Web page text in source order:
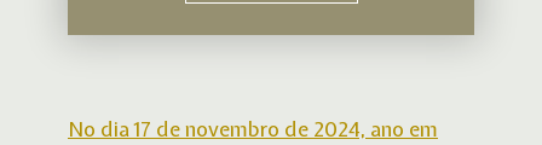
No dia 17 de novembro de 2024, ano em